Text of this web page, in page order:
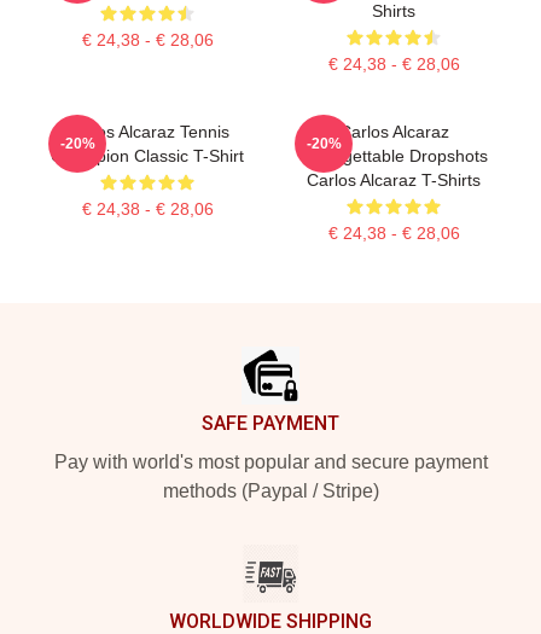
€ 24,38 - € 28,06
Shirts
€ 24,38 - € 28,06
Carlos Alcaraz Tennis
Champion Classic T-Shirt
€ 24,38 - € 28,06
-20%
Carlos Alcaraz
Unforgettable Dropshots
Carlos Alcaraz T-Shirts
€ 24,38 - € 28,06
-20%
SAFE PAYMENT
Pay with world's most popular and secure payment
methods (Paypal / Stripe)
WORLDWIDE SHIPPING